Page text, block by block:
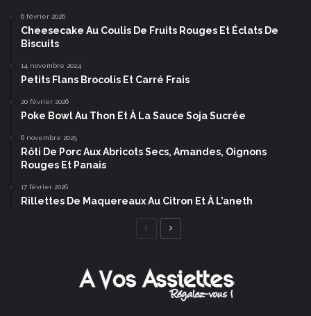
6 février 2026
Cheesecake Au Coulis De Fruits Rouges Et Éclats De
Biscuits
14 novembre 2024
Petits Flans Brocolis Et Carré Frais
20 février 2026
Poke Bowl Au Thon Et À La Sauce Soja Sucrée
6 novembre 2025
Rôti De Porc Aux Abricots Secs, Amandes, Oignons
Rouges Et Panais
17 février 2026
Rillettes De Maquereaux Au Citron Et À L’aneth
Page